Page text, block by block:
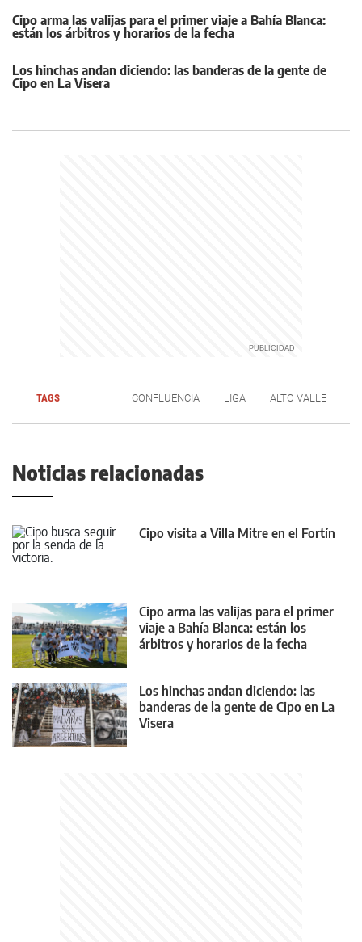
Cipo arma las valijas para el primer viaje a Bahía Blanca:
están los árbitros y horarios de la fecha
Los hinchas andan diciendo: las banderas de la gente de
Cipo en La Visera
TAGS CONFLUENCIA LIGA ALTO VALLE
Noticias relacionadas
Cipo visita a Villa Mitre en el Fortín
Cipo arma las valijas para el primer
viaje a Bahía Blanca: están los
árbitros y horarios de la fecha
Los hinchas andan diciendo: las
banderas de la gente de Cipo en La
Visera